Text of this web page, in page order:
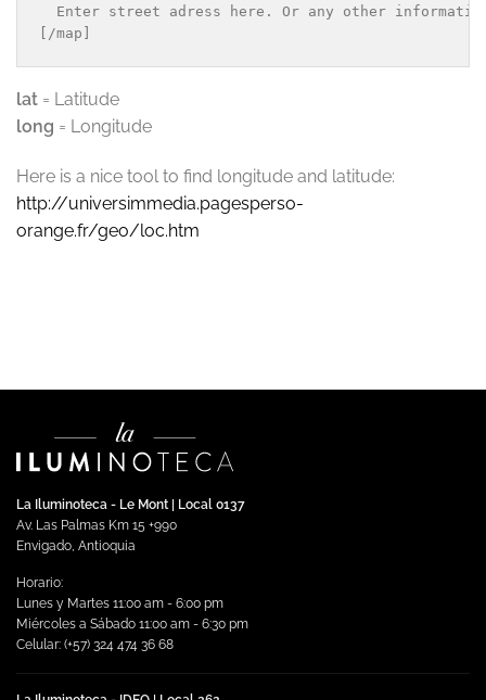
Enter street adress here. Or any other
lat = Latitude
long = Longitude
Here is a nice tool to find longitude and latitude:
http://universimmedia.pagesperso-
orange.fr/geo/loc.htm
La Iluminoteca - Le Mont | Local 0137
Av. Las Palmas Km 15 +990
Envigado, Antioquia
Horario:
Lunes y Martes 11:00 am - 6:00 pm
Miércoles a Sábado 11:00 am - 6:30 pm
Celular: (+57) 324 474 36 68